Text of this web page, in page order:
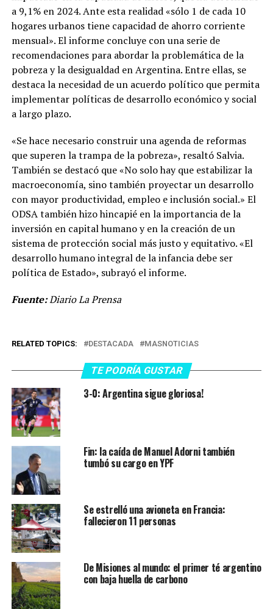
a 9,1% en 2024. Ante esta realidad «sólo 1 de cada 10
hogares urbanos tiene capacidad de ahorro corriente
mensual». El informe concluye con una serie de
recomendaciones para abordar la problemática de la
pobreza y la desigualdad en Argentina. Entre ellas, se
destaca la necesidad de un acuerdo político que permita
implementar políticas de desarrollo económico y social
a largo plazo.
«Se hace necesario construir una agenda de reformas
que superen la trampa de la pobreza», resaltó Salvia.
También se destacó que «No solo hay que estabilizar la
macroeconomía, sino también proyectar un desarrollo
con mayor productividad, empleo e inclusión social.» El
ODSA también hizo hincapié en la importancia de la
inversión en capital humano y en la creación de un
sistema de protección social más justo y equitativo. «El
desarrollo humano integral de la infancia debe ser
política de Estado», subrayó el informe.
Fuente:Diario La Prensa
RELATED TOPICS: DESTACADA MASNOTICIAS
TE PODRÍA GUSTAR
3-0: Argentina sigue gloriosa!
Fin: la caída de Manuel Adorni también
tumbó su cargo en YPF
Se estrelló una avioneta en Francia:
fallecieron 11 personas
De Misiones al mundo: el primer té argentino
con baja huella de carbono